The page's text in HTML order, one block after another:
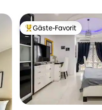
Beliebter Gäste-Favorit.
Gäste-Favorit